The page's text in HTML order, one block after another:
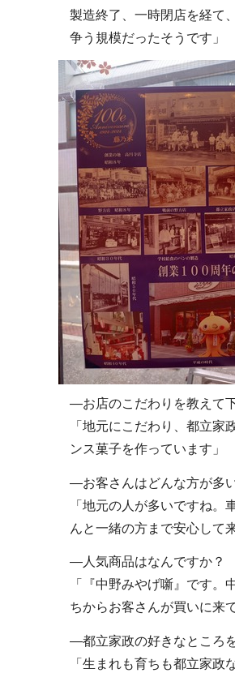
製造終了、一時閉店を経て
争う規模だったそうです」
―お店のこだわりを教えて下
「地元にこだわり、都立
ンス菓子を作っています」
―お客さんはどんな方が多
「地元の人が多いですね
んと一緒の方まで安心して
―人気商品はなんですか？
「『中野みやげ噺』です
ちからお客さんが買いに来
―都立家政の好きなところ
「生まれも育ちも都立家政